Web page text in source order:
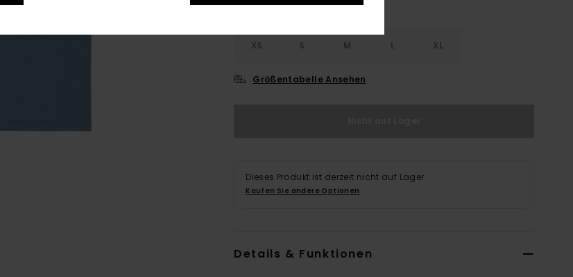
XS S M L XL
Größentabelle Ansehen
Dieses Produkt ist derzeit nicht auf Lager.
Kaufen Sie andere Optionen
Details & Funktionen